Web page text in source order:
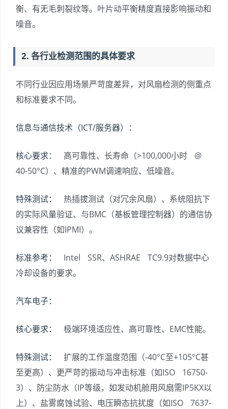
衡、有无毛刺裂纹等。叶片动平衡精度直接影响振动和
噪音。
2. 各行业检测范围的具体要求
不同行业因应用场景严苛度差异，对风扇检测的侧重点
和标准要求不同。
信息与通信技术（ICT/服务器）：
核心要求：
高可靠性、长寿命（>100,000小时 @
40-50°C）、精准的PWM调速响应、低噪音。
特殊测试：
热插拔测试（对冗余风扇）、系统阻抗下
的实际风量验证、与BMC（基板管理控制器）的通信协
议兼容性（如IPMI）。
标准参考：
Intel SSR、ASHRAE TC9.9对数据中心
冷却设备的要求。
汽车电子：
核心要求： 极端环境适应性、高可靠性、EMC性能。
特殊测试：
扩展的工作温度范围（-40°C至+105°C甚
至更高）、更严苛的振动与冲击标准（如ISO 16750-
3）、防尘防水（IP等级，如发动机舱用风扇需IP5KX以
上）、盐雾腐蚀试验、电压瞬态抗扰度（如ISO 7637-